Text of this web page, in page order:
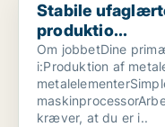
Stabile
produktio...
Om jobbetDine
i:Produktion af
kræver, at du er i..